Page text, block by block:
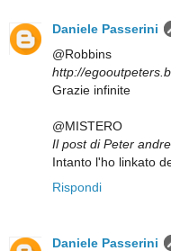
Daniele Passerini
@Robbins
http://
Grazie infinite
@MISTERO
Il post di Peter
Intanto l'ho linkato
Rispondi
Daniele Passerini